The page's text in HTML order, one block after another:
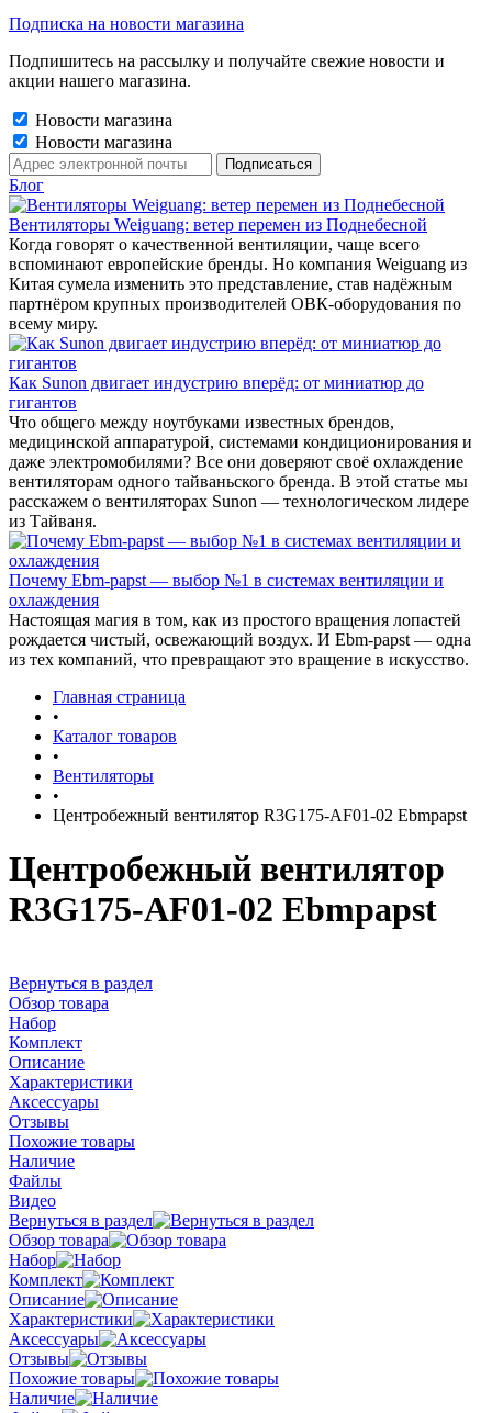
Подписка на новости магазина
Подпишитесь на рассылку и получайте свежие новости и
акции нашего магазина.
Новости магазина
Новости магазина
Блог
Вентиляторы Weiguang: ветер перемен из Поднебесной
Когда говорят о качественной вентиляции, чаще всего
вспоминают европейские бренды. Но компания Weiguang из
Китая сумела изменить это представление, став надёжным
партнёром крупных производителей ОВК-оборудования по
всему миру.
Как Sunon двигает индустрию вперёд: от миниатюр до
гигантов
Что общего между ноутбуками известных брендов,
медицинской аппаратурой, системами кондиционирования и
даже электромобилями? Все они доверяют своё охлаждение
вентиляторам одного тайваньского бренда. В этой статье мы
расскажем о вентиляторах Sunon — технологическом лидере
из Тайваня.
Почему Ebm-papst — выбор №1 в системах вентиляции и
охлаждения
Настоящая магия в том, как из простого вращения лопастей
рождается чистый, освежающий воздух. И Ebm-papst — одна
из тех компаний, что превращают это вращение в искусство.
Главная страница
•
Каталог товаров
•
Вентиляторы
•
Центробежный вентилятор R3G175-AF01-02 Ebmpapst
Центробежный вентилятор
R3G175-AF01-02 Ebmpapst
Вернуться в раздел
Обзор товара
Набор
Комплект
Описание
Характеристики
Аксессуары
Отзывы
Похожие товары
Наличие
Файлы
Видео
Вернуться в раздел
Обзор товара
Набор
Комплект
Описание
Характеристики
Аксессуары
Отзывы
Похожие товары
Наличие